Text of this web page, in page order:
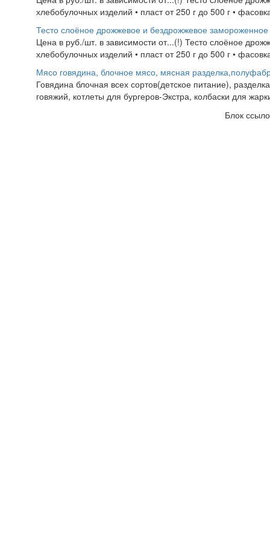
хлебобулочных изделий • пласт от 250 г до 500 г •
Тесто слоёное дрожжевое и бездрожжевое замороженное
Цена в руб./шт. в зависимости от...(!) Тесто слоёное
хлебобулочных изделий • пласт от 250 г до 500 г •
Мясо говядина, блочное мясо, мясная
Говядина блочная всех сортов(детское питание),
говяжий, котлеты для бургеров-Экстра, колбаски для
Блок